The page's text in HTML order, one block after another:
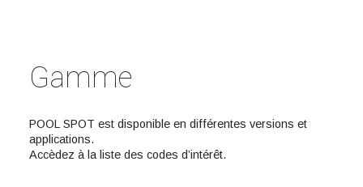
Gamme
POOL SPOT est disponible en différentes versions et
applications.
Accèdez à la liste des codes d’intérêt.